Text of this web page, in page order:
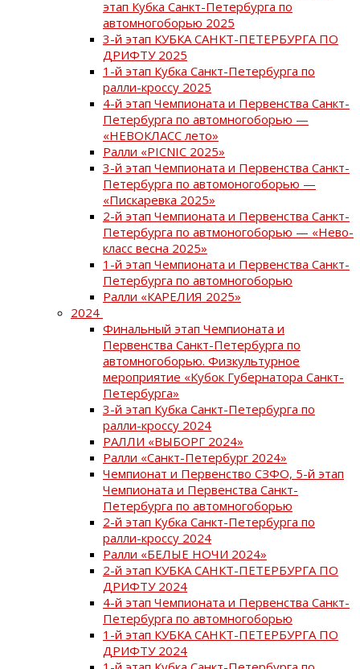
этап Кубка Санкт-Петербурга по
автомногоборью 2025
3-й этап КУБКА САНКТ-ПЕТЕРБУРГА ПО
ДРИФТУ 2025
1-й этап Кубка Санкт-Петербурга по
ралли-кроссу 2025
4-й этап Чемпионата и Первенства Санкт-
Петербурга по автомногоборью —
«НЕВОКЛАСС лето»
Ралли «PICNIC 2025»
3-й этап Чемпионата и Первенства Санкт-
Петербурга по автомоногоборью —
«Пискаревка 2025»
2-й этап Чемпионата и Первенства Санкт-
Петербурга по автмоногоборью — «Нево-
класс весна 2025»
1-й этап Чемпионата и Первенства Санкт-
Петербурга по автомногоборью
Ралли «КАРЕЛИЯ 2025»
2024
Финальный этап Чемпионата и
Первенства Санкт-Петербурга по
автомногоборью. Физкультурное
мероприятие «Кубок Губернатора Санкт-
Петербурга»
3-й этап Кубка Санкт-Петербурга по
ралли-кроссу 2024
РАЛЛИ «ВЫБОРГ 2024»
Ралли «Санкт-Петербург 2024»
Чемпионат и Первенство СЗФО, 5-й этап
Чемпионата и Первенства Санкт-
Петербурга по автомногоборью
2-й этап Кубка Санкт-Петербурга по
ралли-кроссу 2024
Ралли «БЕЛЫЕ НОЧИ 2024»
2-й этап КУБКА САНКТ-ПЕТЕРБУРГА ПО
ДРИФТУ 2024
4-й этап Чемпионата и Первенства Санкт-
Петербурга по автомногоборью
1-й этап КУБКА САНКТ-ПЕТЕРБУРГА ПО
ДРИФТУ 2024